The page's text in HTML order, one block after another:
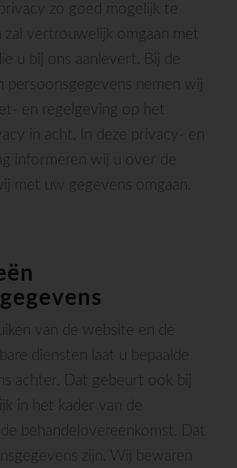
zo goed mogelijk te
zal vertrouwelijk omgaan met
u bij ons aanlevert. Bij de
nemen wij
en regelgeving op het
in acht. In deze privacy- en
informeren wij u over de
met uw gegevens omgaan.
van de website en de
diensten laat u bepaalde
achter. Dat gebeurt ook bij
in het kader van de
behandelovereenkomst. Dat
zijn. Wij bewaren